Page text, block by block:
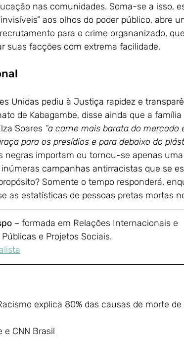
nas comunidades. Soma-se a isso,
aos olhos do poder público, abre
para o crime organanizado,
suas facções com extrema facilidade.
Unidas pediu à Justiça rapidez e
de Kabagambe, disse ainda que a família
Soares “a carne mais barata do mercado
para os presídios e para debaixo do
negras importam ou tornou-se apenas
campanhas antirracistas que se
Somente o tempo responderá,
as estatísticas de pessoas pretas mortas
– formada em Relações Internacionais e
e Projetos Sociais.
explica 80% das causas de morte de
e CNN Brasil